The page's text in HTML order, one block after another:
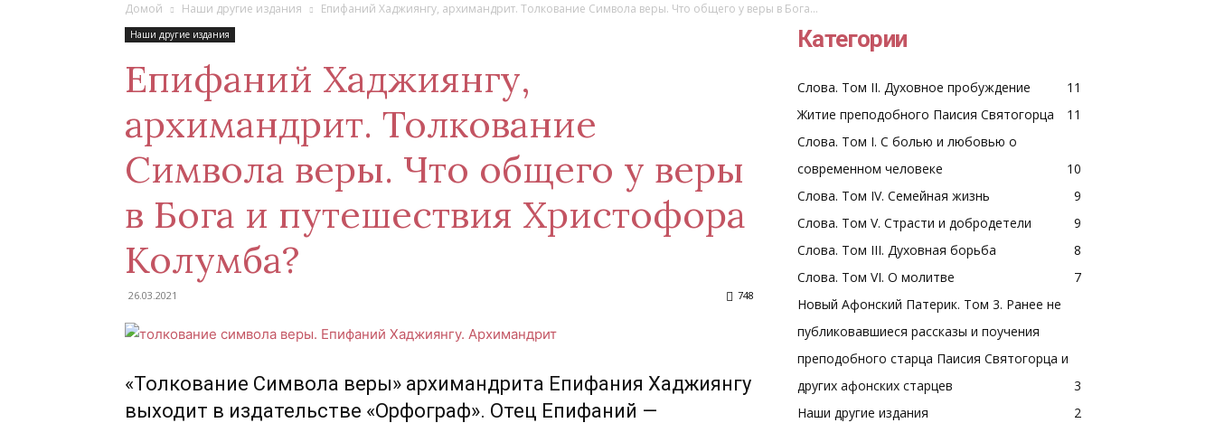
Домой Наши другие издания Епифаний Хаджиянгу, архимандрит. Толкование Символа веры. Что общего у веры в Бога...
Наши другие издания
Епифаний Хаджиянгу,
архимандрит. Толкование
Символа веры. Что общего у веры
в Бога и путешествия Христофора
Колумба?
26.03.2021 748
«Толкование Символа веры» архимандрита Епифания Хаджиянгу
выходит в издательстве «Орфограф». Отец Епифаний —
Категории
Слова. Том II. Духовное пробуждение
11
Житие преподобного Паисия Святогорца
11
Слова. Том I. С болью и любовью о
современном человеке
10
Слова. Том IV. Семейная жизнь
9
Слова. Том V. Страсти и добродетели
9
Слова. Том III. Духовная борьба
8
Слова. Том VI. О молитве
7
Новый Афонский Патерик. Том 3. Ранее не
публиковавшиеся рассказы и поучения
преподобного старца Паисия Святогорца и
других афонских старцев
3
Наши другие издания
2